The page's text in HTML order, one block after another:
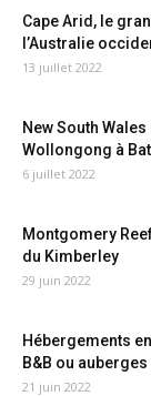
Cape Arid, le
l’Australie
13 juillet 2022
New South
Wollongong à
6 juillet 2022
Montgomery
du Kimberley
29 juin 2022
Hébergements
B&B ou auberges
21 juin 2022